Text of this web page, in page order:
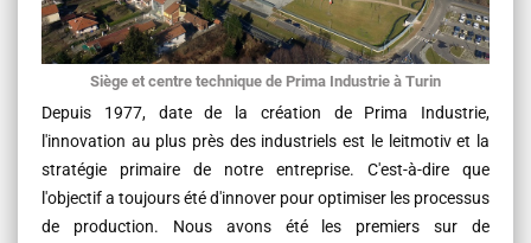
Siège et centre technique de Prima Industrie à Turin
Depuis 1977, date de la création de Prima Industrie,
l'innovation au plus près des industriels est le leitmotiv et la
stratégie primaire de notre entreprise. C'est-à-dire que
l'objectif a toujours été d'innover pour optimiser les processus
de production. Nous avons été les premiers sur de